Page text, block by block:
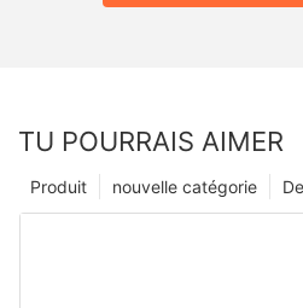
TU POURRAIS AIMER
nouvelle catégorie
Produit